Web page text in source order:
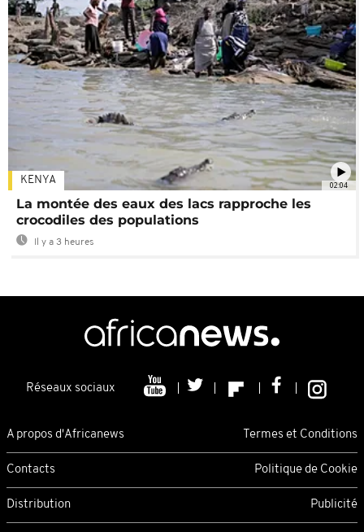
02:04
KENYA
La montée des eaux des lacs rapproche les
crocodiles des populations
Il y a 3 heures
Réseaux sociaux
A propos d'Africanews Termes et Conditions
Contacts Politique de Cookie
Distribution Publicité